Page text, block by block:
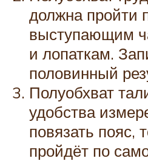
должна пройти
выступающим
и лопаткам.
половинный
Полуобхват
удобства
повязать пояс,
пройдёт по